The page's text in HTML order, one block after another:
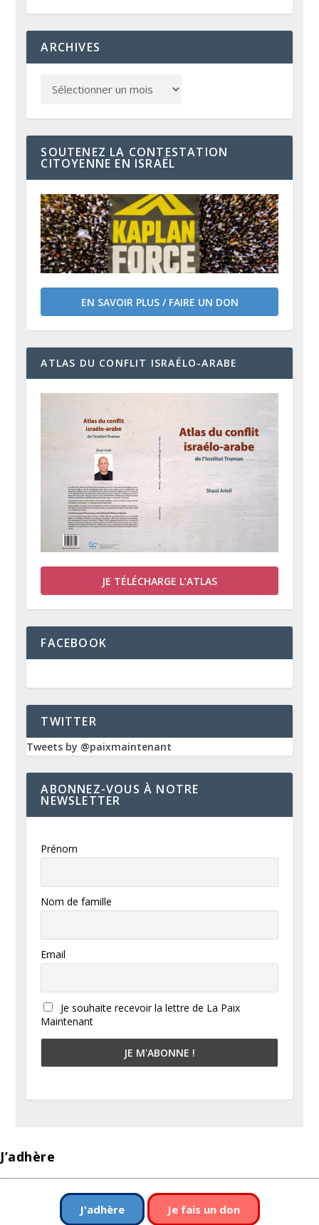
ARCHIVES
SOUTENEZ LA CONTESTATION
CITOYENNE EN ISRAËL
EN SAVOIR PLUS / FAIRE UN DON
ATLAS DU CONFLIT ISRAÉLO-ARABE
JE TÉLÉCHARGE L’ATLAS
FACEBOOK
TWITTER
Tweets by @paixmaintenant
ABONNEZ-VOUS À NOTRE
NEWSLETTER
Prénom
Nom de famille
Email
Je souhaite recevoir la lettre de La Paix
Maintenant
J’adhère
J'adhère Je fais un don